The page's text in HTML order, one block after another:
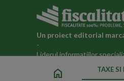
Un proiect editorial
-
Liderul informatiilor
home TAXE